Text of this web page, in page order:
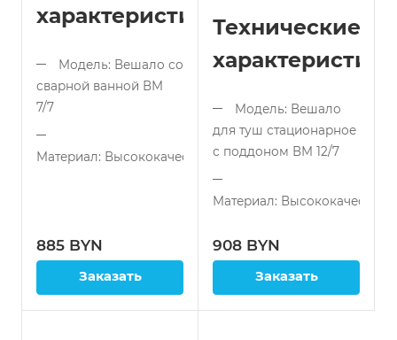
характеристики:
Модель: Вешало со
сварной ванной ВМ
7/7
Материал: Высококачественная
(прочные, надежные)
Размеры ванны
(ДxШxГ): 700 x 700 x
885 BYN
Заказать
Технические
Модель: Вешало
для туш стационарное
с поддоном ВМ 12/7
Материал:
Количество
крюков: 5 шт.
(прочные, надежные)
908 BYN
Заказать